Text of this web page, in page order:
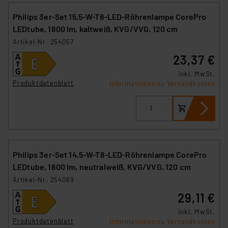
Philips 3er-Set 15,5-W-T8-LED-Röhrenlampe CorePro
LEDtube, 1800 lm, kaltweiß, KVG/VVG, 120 cm
Artikel-Nr. 254057
Produktdatenblatt
23,37 €
inkl. MwSt.
Informationen zu Versandkosten
Philips 3er-Set 14,5-W-T8-LED-Röhrenlampe CorePro
LEDtube, 1800 lm, neutralweiß, KVG/VVG, 120 cm
Artikel-Nr. 254069
Produktdatenblatt
29,11 €
inkl. MwSt.
Informationen zu Versandkosten